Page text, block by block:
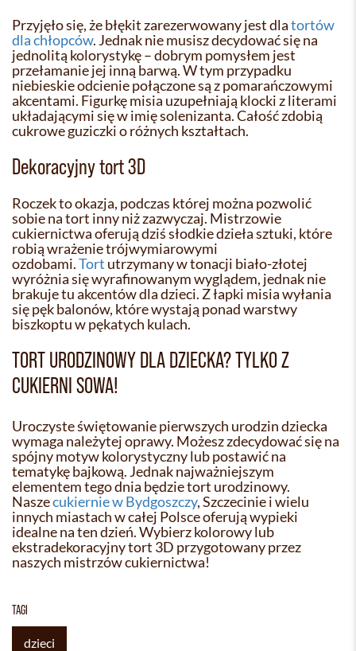
Przyjęło się, że błękit zarezerwowany jest dlatortów
dla chłopców. Jednak nie musisz decydować się na
jednolitą kolorystykę – dobrym pomysłem jest
przełamanie jej inną barwą. W tym przypadku
niebieskie odcienie połączone są z pomarańczowymi
akcentami. Figurkę misia uzupełniają klocki z literami
układającymi się w imię solenizanta. Całość zdobią
cukrowe guziczki o różnych kształtach.
Dekoracyjny tort 3D
Roczek to okazja, podczas której można pozwolić
sobie na tort inny niż zazwyczaj. Mistrzowie
cukiernictwa oferują dziś słodkie dzieła sztuki, które
robią wrażenie trójwymiarowymi
ozdobami.Tort utrzymany w tonacji biało-złotej
wyróżnia się wyrafinowanym wyglądem, jednak nie
brakuje tu akcentów dla dzieci. Z łapki misia wyłania
się pęk balonów, które wystają ponad warstwy
biszkoptu w pękatych kulach.
TORT URODZINOWY DLA DZIECKA? TYLKO Z
CUKIERNI SOWA!
Uroczyste świętowanie pierwszych urodzin dziecka
wymaga należytej oprawy. Możesz zdecydować się na
spójny motyw kolorystyczny lub postawić na
tematykę bajkową. Jednak najważniejszym
elementem tego dnia będzie tort urodzinowy.
Naszecukiernie w Bydgoszczy, Szczecinie i wielu
innych miastach w całej Polsce oferują wypieki
idealne na ten dzień. Wybierz kolorowy lub
ekstradekoracyjny tort 3D przygotowany przez
naszych mistrzów cukiernictwa!
TAGI
dzieci